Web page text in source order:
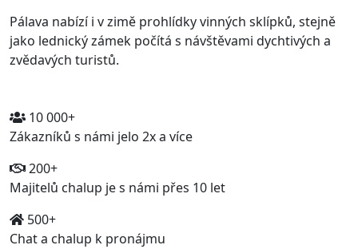
Pálava nabízí i v zimě prohlídky vinných sklípků, stejně
jako lednický zámek počítá s návštěvami dychtivých a
zvědavých turistů.
10 000+
Zákazníků s námi jelo 2x a více
200+
Majitelů chalup je s námi přes 10 let
500+
Chat a chalup k pronájmu